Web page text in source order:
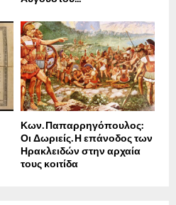
Κων. Παπαρρηγόπουλος:
Οι Δωριείς. Η επάνοδος των
Ηρακλειδών στην αρχαία
τους κοιτίδα